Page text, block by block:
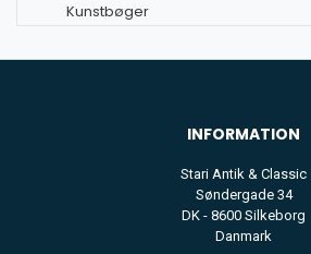
Kunstbøger
INFORMATION
Stari Antik & Classic
Søndergade 34
DK - 8600 Silkeborg
Danmark